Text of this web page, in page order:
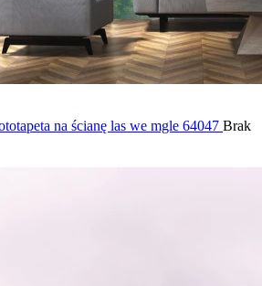
na ścianę las we mgle 64047 Brak